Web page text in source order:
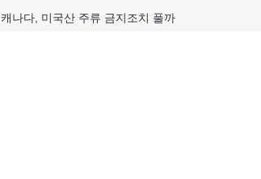
캐나다, 미국산 주류 금지조치 풀까